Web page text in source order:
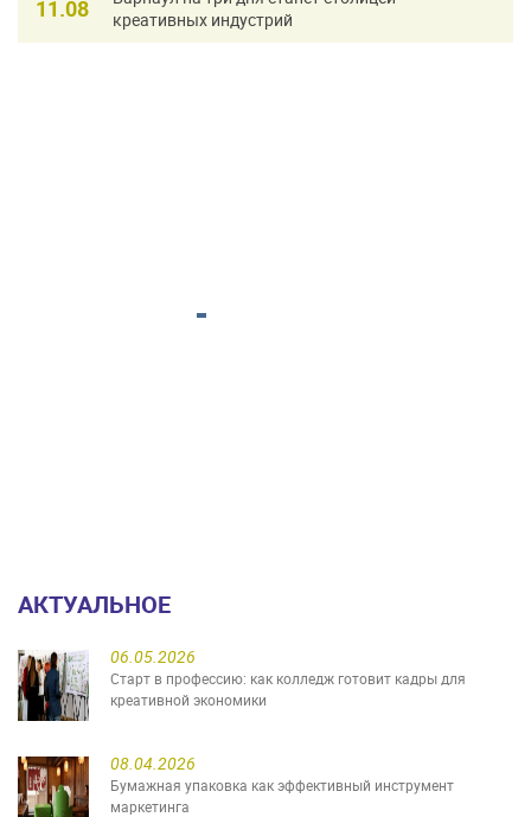
11.08
креативных индустрий
АКТУАЛЬНОЕ
06.05.2026
Старт в профессию: как колледж готовит кадры для
креативной экономики
08.04.2026
Бумажная упаковка как эффективный инструмент
маркетинга